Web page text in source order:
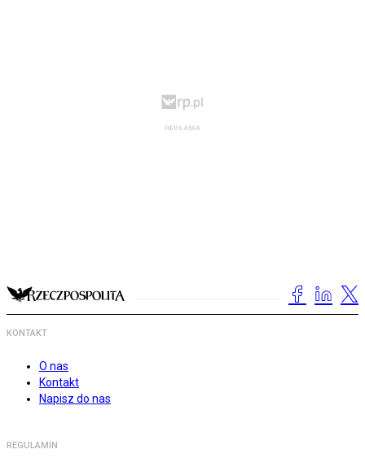
KONTAKT
O nas
Kontakt
Napisz do nas
REGULAMIN